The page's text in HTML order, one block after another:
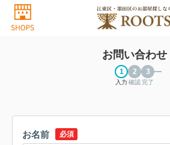
お問い合わせ
入力 確認完了
お名前 必須